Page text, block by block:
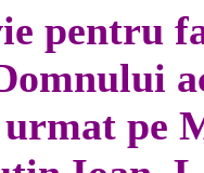
pentru
pe